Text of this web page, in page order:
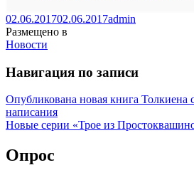
02.06.201702.06.2017admin
Размещено в
Новости
Навигация по записи
Опубликована новая книга Толкиена
написания
Новые серии «Трое из
Опрос